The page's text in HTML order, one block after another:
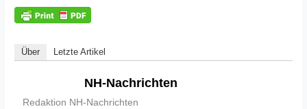
Über Letzte Artikel
NH-Nachrichten
Redaktion NH-Nachrichten